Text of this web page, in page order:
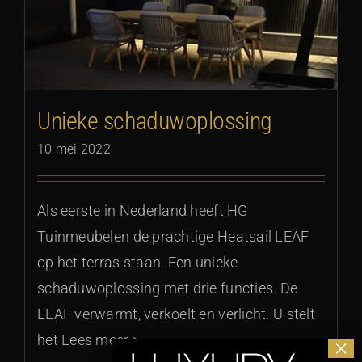
Unieke schaduwoplossing
10 mei 2022
Als eerste in Nederland heeft HG
Tuinmeubelen de prachtige Heatsail LEAF
op het terras staan. Een unieke
schaduwoplossing met drie functies. De
LEAF verwarmt, verkoelt en verlicht. U stelt
het Lees meer >